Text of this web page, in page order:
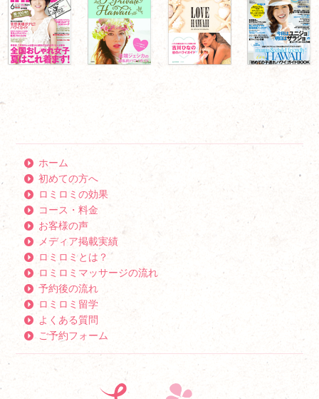
ホーム
初めての方へ
ロミロミの効果
コース・料金
お客様の声
メディア掲載実績
ロミロミとは？
ロミロミマッサージの流れ
予約後の流れ
ロミロミ留学
よくある質問
ご予約フォーム